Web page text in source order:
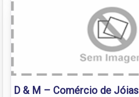
D & M – Comércio de Jóias